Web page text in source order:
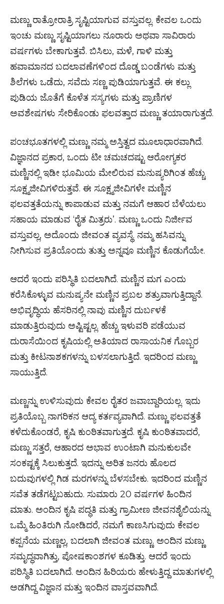
ಮಣ್ಣು ರಾತ್ರೋರಾತ್ರಿ ಸೃಷ್ಟಿಯಾಗುವ ವಸ್ತುವಲ್ಲ. ಕೇವಲ ಒಂದು
ಇಂಚು ಮಣ್ಣು ಸೃಷ್ಟಿಯಾಗಲು ನೂರಾರು ಅಥವಾ ಸಾವಿರಾರು
ವರ್ಷಗಳು ಬೇಕಾಗುತ್ತವೆ. ಬಿಸಿಲು, ಮಳೆ, ಗಾಳಿ ಮತ್ತು
ಹವಾಮಾನದ ಬದಲಾವಣೆಗಳಿಂದ ದೊಡ್ಡ ಬಂಡೆಗಳು ಮತ್ತು
ಶಿಲೆಗಳು ಒಡೆದು, ಸವೆದು ಸಣ್ಣ ಪುಡಿಯಾಗುತ್ತವೆ. ಈ ಕಲ್ಲು
ಪುಡಿಯ ಜೊತೆಗೆ ಕೊಳೆತ ಸಸ್ಯಗಳು ಮತ್ತು ಪ್ರಾಣಿಗಳ
ಅವಶೇಷಗಳು ಸೇರಿಕೊಂಡು ಫಲವತ್ತಾದ ಮಣ್ಣು ತಯಾರಾಗುತ್ತದೆ.
ಪಂಚಭೂತಗಳಲ್ಲಿ ಮಣ್ಣು ನಮ್ಮ ಅಸ್ತಿತ್ವದ ಮೂಲಾಧಾರವಾಗಿದೆ.
ವಿಜ್ಞಾನದ ಪ್ರಕಾರ, ಒಂದು ಟೀ ಚಮಚದಷ್ಟು ಆರೋಗ್ಯಕರ
ಮಣ್ಣಿನಲ್ಲಿ ಇಡೀ ಭೂಮಿಯ ಮೇಲಿರುವ ಮನುಷ್ಯರಿಗಿಂತ ಹೆಚ್ಚು
ಸೂಕ್ಷ್ಮಜೀವಿಗಳಿರುತ್ತವೆ. ಈ ಸೂಕ್ಷ್ಮಜೀವಿಗಳೇ ಮಣ್ಣಿನ
ಫಲವತ್ತತೆಯನ್ನು ಕಾಪಾಡುವ ಮತ್ತು ನಮಗೆ ಆಹಾರ ಬೆಳೆಯಲು
ಸಹಾಯ ಮಾಡುವ ‘ರೈತ ಮಿತ್ರರು’. ಮಣ್ಣು ಒಂದು ನಿರ್ಜೀವ
ವಸ್ತುವಲ್ಲ, ಅದೊಂದು ಜೀವಂತ ವ್ಯವಸ್ಥೆ. ನಮ್ಮ ಹಸಿವನ್ನು
ನೀಗಿಸುವ ಪ್ರತಿಯೊಂದು ತುತ್ತು ಅನ್ನವೂ ಮಣ್ಣಿನ ಕೊಡುಗೆಯೇ.
ಆದರೆ ಇಂದು ಪರಿಸ್ಥಿತಿ ಬದಲಾಗಿದೆ. ಮಣ್ಣಿನ ಮಗ ಎಂದು
ಕರೆಸಿಕೊಳ್ಳುವ ಮನುಷ್ಯನೇ ಮಣ್ಣಿನ ಪ್ರಬಲ ಶತ್ರುವಾಗುತ್ತಿದ್ದಾನೆ.
ಅಭಿವೃದ್ಧಿಯ ಹೆಸರಿನಲ್ಲಿ ನಾವು ಮಣ್ಣಿನ ದುರ್ಬಳಕೆ
ಮಾಡುತ್ತಿರುವುದು ಅಷ್ಟಿಷ್ಟಲ್ಲ. ಹೆಚ್ಚು ಇಳುವರಿ ಪಡೆಯುವ
ದುರಾಸೆಯಿಂದ ಕೃಷಿಯಲ್ಲಿ ಅತಿಯಾದ ರಾಸಾಯನಿಕ ಗೊಬ್ಬರ
ಮತ್ತು ಕೀಟನಾಶಕಗಳನ್ನು ಬಳಸಲಾಗುತ್ತಿದೆ. ಇದರಿಂದ ಮಣ್ಣು
ಸಾಯುತ್ತಿದೆ.
ಮಣ್ಣನ್ನು ಉಳಿಸುವುದು ಕೇವಲ ರೈತರ ಜವಾಬ್ದಾರಿಯಲ್ಲ. ಇದು
ಪ್ರತಿಯೊಬ್ಬ ನಾಗರಿಕನ ಆದ್ಯ ಕರ್ತವ್ಯವಾಗಿದೆ. ಮಣ್ಣು ಫಲವತ್ತತೆ
ಕಳೆದುಕೊಂಡರೆ, ಕೃಷಿ ಕುಂಠಿತವಾಗುತ್ತದೆ. ಕೃಷಿ ಕುಂಠಿತವಾದರೆ,
ಮಣ್ಣು ಸತ್ತರೆ, ಆಹಾರದ ಅಭಾವ ಉಂಟಾಗಿ ಮನುಕುಲವೇ
ಸಂಕಷ್ಟಕ್ಕೆ ಸಿಲುಕುತ್ತದೆ. ಇದನ್ನು ಅರಿತ ಜನರು ಹೊಲದ
ಬದುವುಗಳಲ್ಲಿ ಗಿಡ ಮರಗಳನ್ನು ಬೆಳಸಬೇಕು. ಇದರಿಂದ ಮಣ್ಣಿನ
ಸವೆತ ತಡೆಗಟ್ಟಬಹುದು. ಸುಮಾರು 20 ವರ್ಷಗಳ ಹಿಂದಿನ
ಮಾತು. ಅಂದಿನ ಕೃಷಿ ಪದ್ಧತಿ ಮತ್ತು ಗ್ರಾಮೀಣ ಜೀವನಶೈಲಿಯನ್ನು
ಒಮ್ಮೆ ಹಿಂತಿರುಗಿ ನೋಡಿದರೆ, ನಮಗೆ ಕಾಣಸಿಗುವುದು ಕೇವಲ
ಕಪ್ಪನೆಯ ಮಣ್ಣಲ್ಲ, ಬದಲಾಗಿ ಜೀವಂತ ಮಣ್ಣು. ಅಂದಿನ ಮಣ್ಣು
ಸಮೃದ್ಧವಾಗಿತ್ತು, ಪೋಷಕಾಂಶಗಳ ಕೂಡಿತ್ತು. ಆದರೆ ಇಂದು
ಪರಿಸ್ಥಿತಿ ಬದಲಾಗಿದೆ. ಅಂದಿನ ಹಿರಿಯರು ಹೇಳುತ್ತಿದ್ದ ಮಾತುಗಳಲ್ಲಿ
ಅಡಗಿದ್ದ ವಿಜ್ಞಾನ ಮತ್ತು ಇಂದಿನ ವಾಸ್ತವವಾಗಿದೆ.